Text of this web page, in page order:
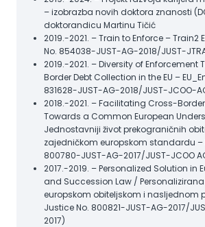
– izobrazba novih doktora znanosti
doktorandicu Martinu Tičić
2019.-2021. – Train to Enforce – Train2
No. 854038-JUST-AG-2018/JUST-
2019.-2021. – Diversity of Enforcement
Border Debt Collection in the EU –
831628-JUST-AG-2018/JUST-JCOO-
2018.-2021. – Facilitating Cross-
Towards a Common European
Jednostavniji život prekograničnih
zajedničkom europskom standardu –
800780-JUST-AG-2017/JUST-JCOO
2017.-2019. – Personalized Solution in
and Succession Law /
europskom obiteljskom i nasljednom
Justice No. 800821-JUST-AG-2017/
2017)